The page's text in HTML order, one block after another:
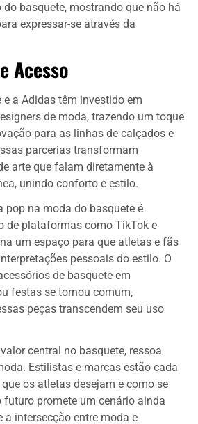
do basquete, mostrando que não há
expressar-se através da
Acesso
e a Adidas têm investido em
de moda, trazendo um toque
para as linhas de calçados e
parcerias transformam
arte que falam diretamente à
unindo conforto e estilo.
pop na moda do basquete é
de plataformas como TikTok e
um espaço para que atletas e fãs
pessoais do estilo. O
de basquete em
festas se tornou comum,
peças transcendem seu uso
central no basquete, ressoa
Estilistas e marcas estão cada
os atletas desejam e como se
futuro promete um cenário ainda
a intersecção entre moda e